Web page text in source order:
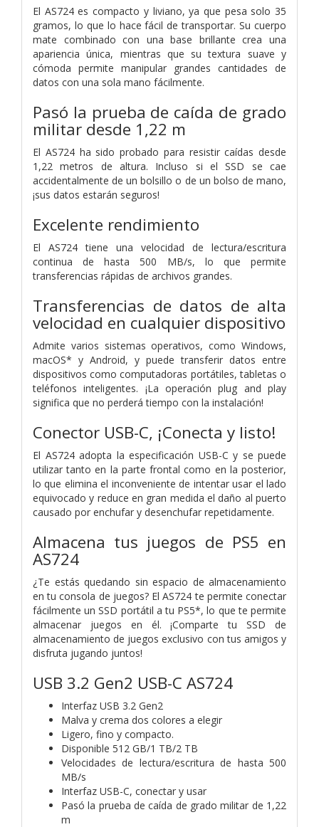
El AS724 es compacto y liviano, ya que pesa solo 35
gramos, lo que lo hace fácil de transportar. Su cuerpo
mate combinado con una base brillante crea una
apariencia única, mientras que su textura suave y
cómoda permite manipular grandes cantidades de
datos con una sola mano fácilmente.
Pasó la prueba de caída de grado
militar desde 1,22 m
El AS724 ha sido probado para resistir caídas desde
1,22 metros de altura. Incluso si el SSD se cae
accidentalmente de un bolsillo o de un bolso de mano,
¡sus datos estarán seguros!
Excelente rendimiento
El AS724 tiene una velocidad de lectura/escritura
continua de hasta 500 MB/s, lo que permite
transferencias rápidas de archivos grandes.
Transferencias de datos de alta
velocidad en cualquier dispositivo
Admite varios sistemas operativos, como Windows,
macOS* y Android, y puede transferir datos entre
dispositivos como computadoras portátiles, tabletas o
teléfonos inteligentes. ¡La operación plug and play
significa que no perderá tiempo con la instalación!
Conector USB-C, ¡Conecta y listo!
El AS724 adopta la especificación USB-C y se puede
utilizar tanto en la parte frontal como en la posterior,
lo que elimina el inconveniente de intentar usar el lado
equivocado y reduce en gran medida el daño al puerto
causado por enchufar y desenchufar repetidamente.
Almacena tus juegos de PS5 en
AS724
¿Te estás quedando sin espacio de almacenamiento
en tu consola de juegos? El AS724 te permite conectar
fácilmente un SSD portátil a tu PS5*, lo que te permite
almacenar juegos en él. ¡Comparte tu SSD de
almacenamiento de juegos exclusivo con tus amigos y
disfruta jugando juntos!
USB 3.2 Gen2 USB-C AS724
Interfaz USB 3.2 Gen2
Malva y crema dos colores a elegir
Ligero, fino y compacto.
Disponible 512 GB/1 TB/2 TB
Velocidades de lectura/escritura de hasta 500
MB/s
Interfaz USB-C, conectar y usar
Pasó la prueba de caída de grado militar de 1,22
m